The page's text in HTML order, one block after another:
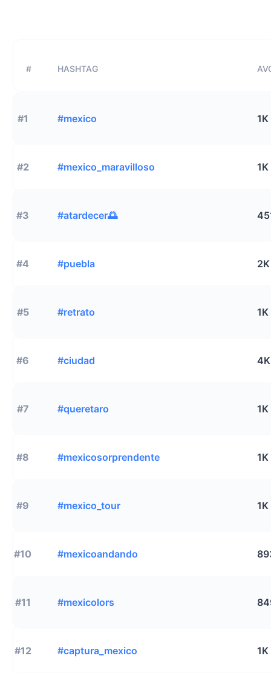
# HASHTAG
#1 #mexico 1K
#2 #mexico_maravilloso 1K
#3 #atardecer🌅
#4 #puebla 2K
#5 #retrato 1K
#6 #ciudad 4K
#7 #queretaro 1K
#8 #mexicosorprendente 1K
#9 #mexico_tour 1K
#10 #mexicoandando
#11 #mexicolors
#12 #captura_mexico 1K